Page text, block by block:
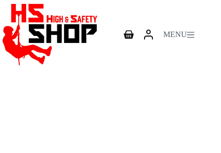
Skip
content
Shopping
MENU